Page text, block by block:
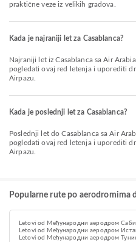
praktične veze iz velikih gradova.
Kada je najraniji let za Casablanca?
Najraniji let iz Casablanca sa Air Arabia Maroc polazi u 00:10. Možete
pogledati ovaj red letenja i uporediti
Airpazu.
Kada je poslednji let za Casablanca?
Poslednji let do Casablanca sa Air Arabia Maroc polazi u 23:35. Možete
pogledati ovaj red letenja i uporediti
Airpazu.
Popularne rute po aerodromima
Letovi od Међународни аеродром
Letovi od Међународни аеродром
Letovi od Међународни аеродром